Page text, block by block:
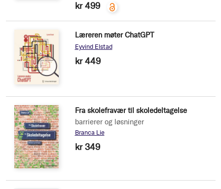
kr 499
Læreren møter ChatGPT
Eyvind Elstad
kr 449
Fra skolefravær til skoledeltagelse
barrierer og løsninger
Branca Lie
kr 349